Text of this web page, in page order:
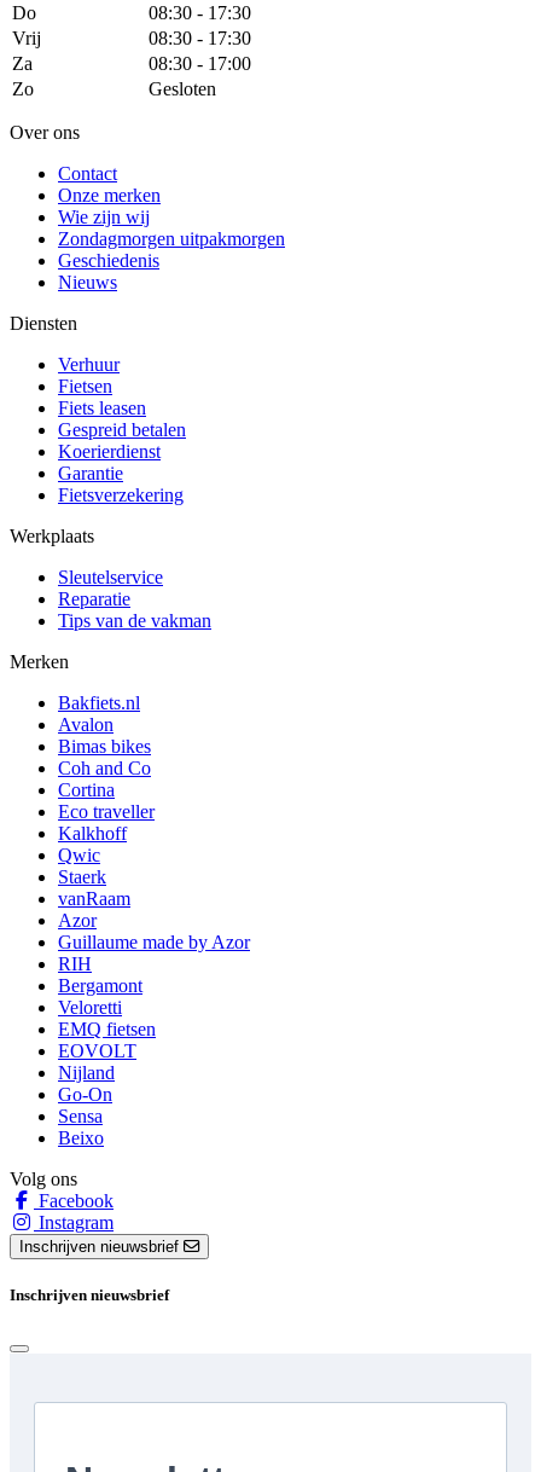
Do
08:30 - 17:30
Vrij
08:30 - 17:30
Za
08:30 - 17:00
Zo
Gesloten
Over ons
Contact
Onze merken
Wie zijn wij
Zondagmorgen uitpakmorgen
Geschiedenis
Nieuws
Diensten
Verhuur
Fietsen
Fiets leasen
Gespreid betalen
Koerierdienst
Garantie
Fietsverzekering
Werkplaats
Sleutelservice
Reparatie
Tips van de vakman
Merken
Bakfiets.nl
Avalon
Bimas bikes
Coh and Co
Cortina
Eco traveller
Kalkhoff
Qwic
Staerk
vanRaam
Azor
Guillaume made by Azor
RIH
Bergamont
Veloretti
EMQ fietsen
EOVOLT
Nijland
Go-On
Sensa
Beixo
Volg ons
Facebook
Instagram
Inschrijven nieuwsbrief
Inschrijven nieuwsbrief